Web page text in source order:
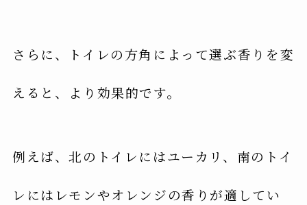
さらに、トイレの方角によって選ぶ香りを変
えると、より効果的です。
例えば、北のトイレにはユーカリ、南のトイ
レにはレモンやオレンジの香りが適してい